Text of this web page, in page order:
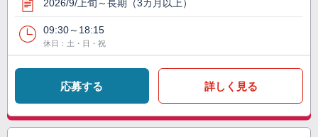
2026/9/上旬～長期（3カ月以上）
09:30～18:15
休日：土・日・祝
応募する 詳しく見る